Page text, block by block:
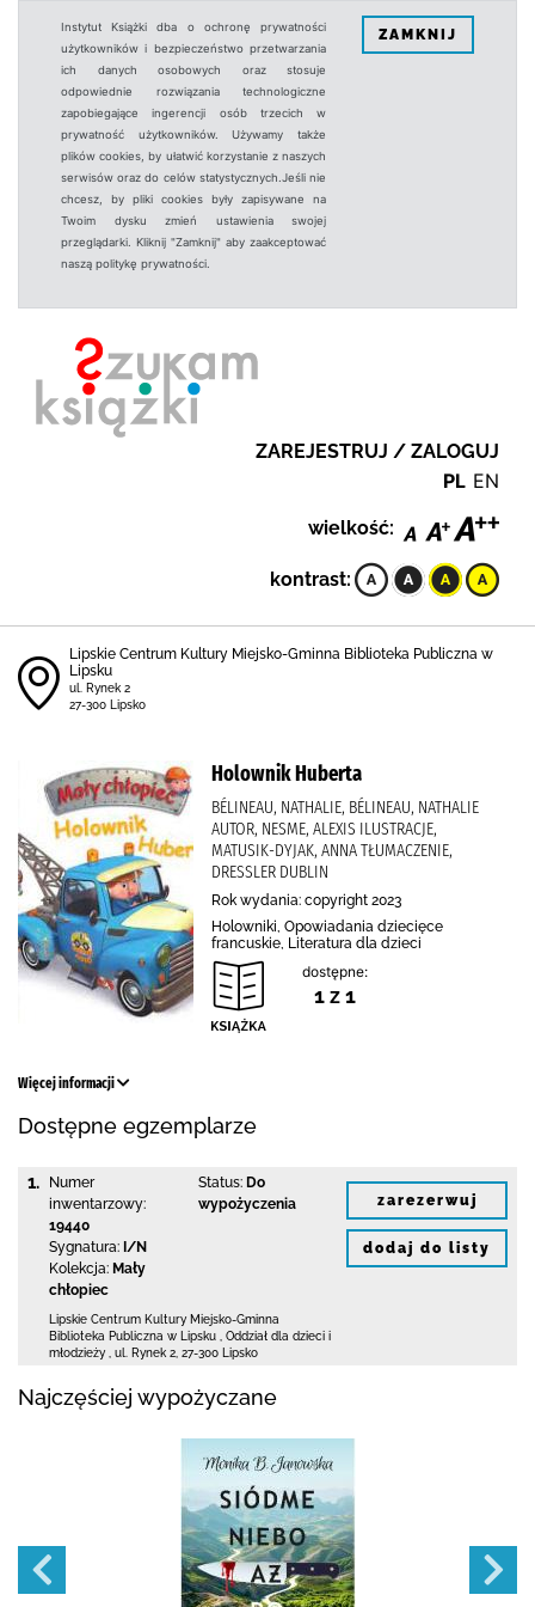
Instytut Książki dba o ochronę prywatności
użytkowników i bezpieczeństwo przetwarzania
ich danych osobowych oraz stosuje
odpowiednie rozwiązania technologiczne
zapobiegające ingerencji osób trzecich w
prywatność użytkowników. Używamy także
plików cookies, by ułatwić korzystanie z naszych
serwisów oraz do celów statystycznych.Jeśli nie
chcesz, by pliki cookies były zapisywane na
Twoim dysku zmień ustawienia swojej
przeglądarki. Kliknij "Zamknij" aby zaakceptować
naszą politykę prywatności.
ZAMKNIJ
ZAREJESTRUJ / ZALOGUJ
PL EN
wielkość:
kontrast:
Lipskie Centrum Kultury Miejsko-Gminna Biblioteka Publiczna w
Lipsku
ul. Rynek 2
27-300 Lipsko
Holownik Huberta
BÉLINEAU, NATHALIE, BÉLINEAU, NATHALIE
AUTOR, NESME, ALEXIS ILUSTRACJE,
MATUSIK-DYJAK, ANNA TŁUMACZENIE,
DRESSLER DUBLIN
Rok wydania: copyright 2023
Holowniki, Opowiadania dziecięce
francuskie, Literatura dla dzieci
dostępne:
1 z 1
Więcej informacji
Dostępne egzemplarze
1.
Numer
inwentarzowy:
19440
Sygnatura: I/N
Kolekcja: Mały
chłopiec
Status: Do
wypożyczenia
Lipskie Centrum Kultury Miejsko-Gminna
Biblioteka Publiczna w Lipsku
Oddział dla dzieci i
młodzieży , ul. Rynek 2 27-300 Lipsko
zarezerwuj
dodaj do listy
Najczęściej wypożyczane